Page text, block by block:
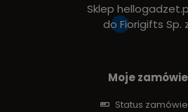
Sklep
do Fiorigifts Sp.
Moje
Status